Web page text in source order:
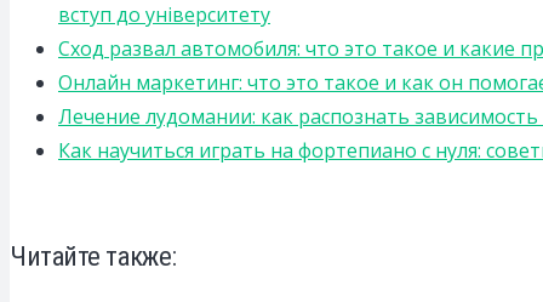
вступ до університету
Сход развал автомобиля: что это такое и какие
Онлайн маркетинг: что это такое и как он
Лечение лудомании: как распознать
Как научиться играть на фортепиано с нуля:
Читайте также: